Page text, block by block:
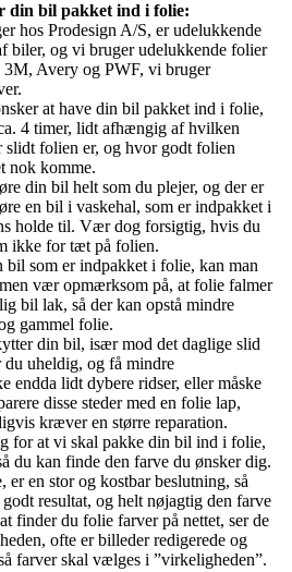
bil pakket ind i folie:
hos Prodesign A/S, er udelukkende
biler, og vi bruger udelukkende folier
3M, Avery og PWF, vi bruger
at have din bil pakket ind i folie,
4 timer, lidt afhængig af hvilken
slidt folien er, og hvor godt folien
nok komme.
din bil helt som du plejer, og der er
en bil i vaskehal, som er indpakket i
holde til. Vær dog forsigtig, hvis du
ikke for tæt på folien.
som er indpakket i folie, kan man
vær opmærksom på, at folie falmer
bil lak, så der kan opstå mindre
gammel folie.
din bil, især mod det daglige slid
uheldig, og få mindre
endda lidt dybere ridser, eller måske
disse steder med en folie lap,
kræver en større reparation.
for at vi skal pakke din bil ind i folie,
du kan finde den farve du ønsker dig.
en stor og kostbar beslutning, så
resultat, og helt nøjagtig den farve
finder du folie farver på nettet, ser de
ofte er billeder redigerede og
farver skal vælges i ”virkeligheden”.